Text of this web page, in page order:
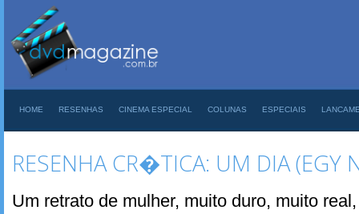
HOME RESENHAS CINEMA ESPECIAL COLUNAS ESPECIAIS
RESENHA CR�TICA: UM DIA (EGY
Um retrato de mulher, muito duro, muito